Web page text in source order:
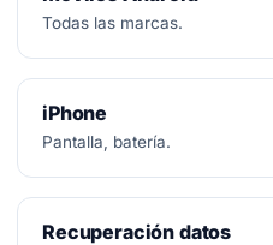
Todas las marcas.
iPhone
Pantalla, batería.
Recuperación datos